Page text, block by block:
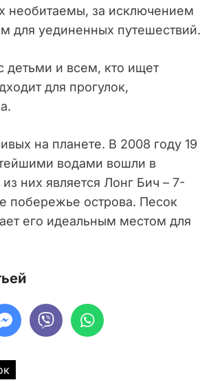
необитаемы, за исключением
для уединенных путешествий.
и всем, кто ищет
для прогулок,
на планете. В 2008 году 19
водами вошли в
них является Лонг Бич – 7-
побережье острова. Песок
его идеальным местом для